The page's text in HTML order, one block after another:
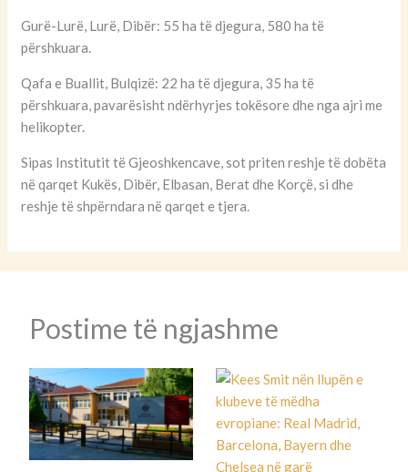
Gurë-Lurë, Lurë, Dibër: 55 ha të djegura, 580 ha të
përshkuara.
Qafa e Buallit, Bulqizë: 22 ha të djegura, 35 ha të
përshkuara, pavarësisht ndërhyrjes tokësore dhe nga ajri me
helikopter.
Sipas Institutit të Gjeoshkencave, sot priten reshje të dobëta
në qarqet Kukës, Dibër, Elbasan, Berat dhe Korçë, si dhe
reshje të shpërndara në qarqet e tjera.
Postime të ngjashme